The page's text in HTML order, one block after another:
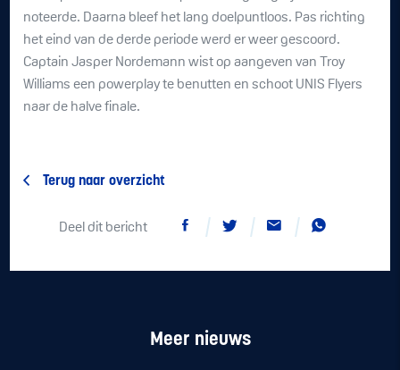
noteerde. Daarna bleef het lang doelpuntloos. Pas richting
het eind van de derde periode werd er weer gescoord.
Captain Jasper Nordemann wist op aangeven van Troy
Williams een powerplay te benutten en schoot UNIS Flyers
naar de halve finale.
Terug naar overzicht
Deel dit bericht
Meer nieuws